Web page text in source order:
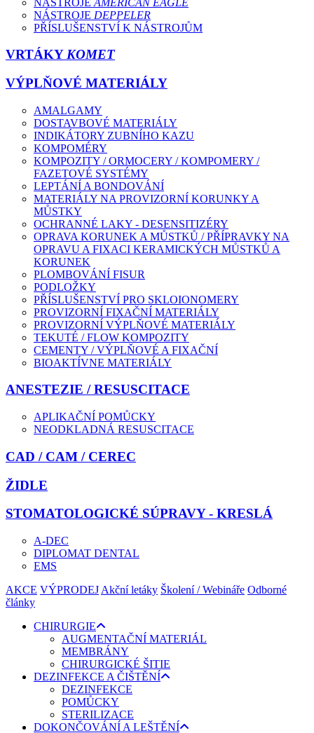
NÁSTROJE DEPPELER
PŘÍSLUŠENSTVÍ K NÁSTROJŮM
VRTÁKYKOMET
VÝPLŇOVÉ MATERIÁLY
AMALGAMY
DOSTAVBOVÉ MATERIÁLY
INDIKÁTORY ZUBNÍHO KAZU
KOMPOMÉRY
KOMPOZITY / ORMOCERY / KOMPOMERY /
FAZETOVÉ SYSTÉMY
LEPTÁNÍ A BONDOVÁNÍ
MATERIÁLY NA PROVIZORNÍ KORUNKY A
MŮSTKY
OCHRANNÉ LAKY - DESENSITIZÉRY
OPRAVA KORUNEK A MŮSTKŮ / PŘÍPRAVKY NA
OPRAVU A FIXACI KERAMICKÝCH MŮSTKŮ A
KORUNEK
PLOMBOVÁNÍ FISUR
PODLOŽKY
PŘÍSLUŠENSTVÍ PRO SKLOIONOMERY
PROVIZORNÍ FIXAČNÍ MATERIÁLY
PROVIZORNÍ VÝPLŇOVÉ MATERIÁLY
TEKUTÉ / FLOW KOMPOZITY
CEMENTY / VÝPLŇOVÉ A FIXAČNÍ
BIOAKTÍVNE MATERIÁLY
ANESTEZIE / RESUSCITACE
APLIKAČNÍ POMŮCKY
NEODKLADNÁ RESUSCITACE
CAD / CAM / CEREC
ŽIDLE
STOMATOLOGICKÉ SÚPRAVY - KRESLÁ
A-DEC
DIPLOMAT DENTAL
EMS
AKCE VÝPRODEJ Akční letáky Školení / Webináře Odborné
články
CHIRURGIE
AUGMENTAČNÍ MATERIÁL
MEMBRÁNY
CHIRURGICKÉ ŠITIE
DEZINFEKCE A ČIŠTĚNÍ
DEZINFEKCE
POMŮCKY
STERILIZACE
DOKONČOVÁNÍ A LEŠTĚNÍ